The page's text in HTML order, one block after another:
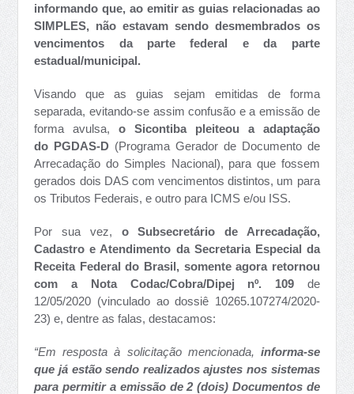
informando que, ao emitir as guias relacionadas ao
SIMPLES, não estavam sendo desmembrados os
vencimentos da parte federal e da parte
estadual/municipal.
Visando que as guias sejam emitidas de forma
separada, evitando-se assim confusão e a emissão de
forma avulsa,o Sicontiba pleiteou a adaptação
do PGDAS-D (Programa Gerador de Documento de
Arrecadação do Simples Nacional), para que fossem
gerados dois DAS com vencimentos distintos, um para
os Tributos Federais, e outro para ICMS e/ou ISS.
Por sua vez, o Subsecretário de Arrecadação,
Cadastro e Atendimento da Secretaria Especial da
Receita Federal do Brasil, somente agora retornou
com a Nota Codac/Cobra/Dipej nº. 109de
12/05/2020 (vinculado ao dossiê 10265.107274/2020-
23) e, dentre as falas, destacamos:
“Em resposta à solicitação mencionada, informa-se
que já estão sendo realizados ajustes nos sistemas
para permitir a emissão de 2 (dois) Documentos de